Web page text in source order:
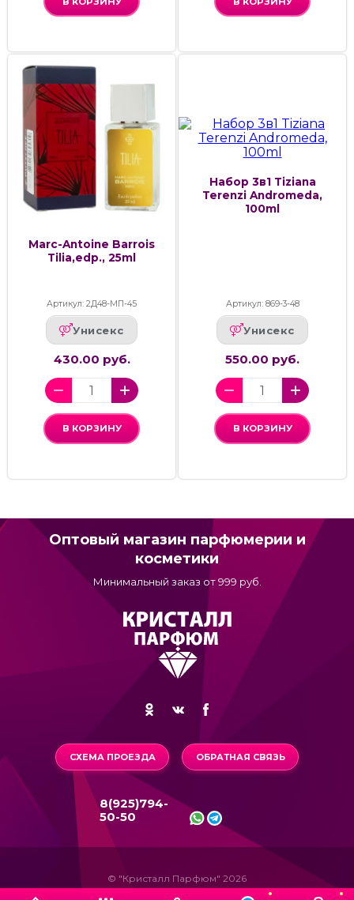
Marc-Antoine Barrois
Tilia,edp., 25ml
Артикул: 2Д48-МП-45
Унисекс
430.00 руб.
В КОРЗИНУ
Набор 3в1 Tiziana
Terenzi Andromeda,
100ml
Артикул: 869-3-48
Унисекс
550.00 руб.
В КОРЗИНУ
Оптовый магазин парфюмерии и
косметики
Минимальный заказ от 999 руб.
СХЕМА ПРОЕЗДА ОБРАТНАЯ СВЯЗЬ
8(925)794-
50-50
© "Кристалл Парфюм" 2026